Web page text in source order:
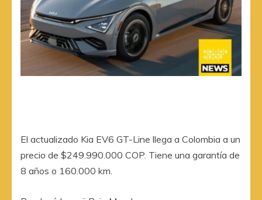
El actualizado Kia EV6 GT-Line llega a Colombia a un
precio de $249.990.000 COP. Tiene una garantía de
8 años o 160.000 km.